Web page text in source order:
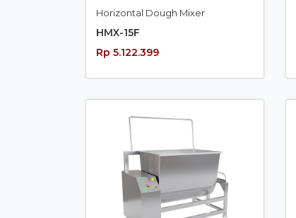
Horizontal Dough Mixer
HMX-15F
Rp 5.122.399